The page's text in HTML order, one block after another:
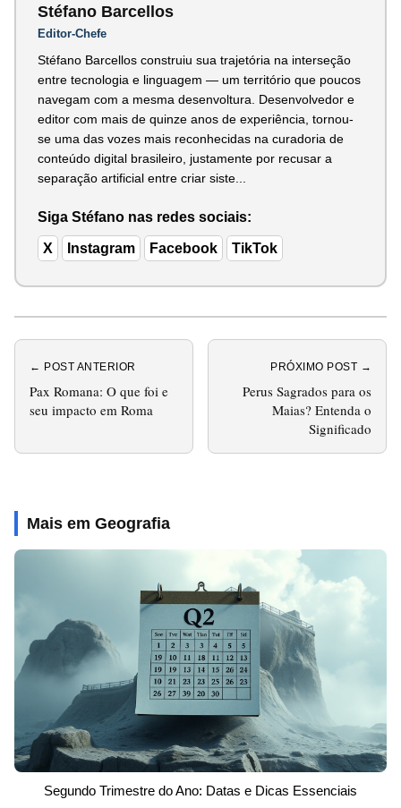
Stéfano Barcellos
Editor-Chefe
Stéfano Barcellos construiu sua trajetória na interseção
entre tecnologia e linguagem — um território que poucos
navegam com a mesma desenvoltura. Desenvolvedor e
editor com mais de quinze anos de experiência, tornou-
se uma das vozes mais reconhecidas na curadoria de
conteúdo digital brasileiro, justamente por recusar a
separação artificial entre criar siste...
Siga Stéfano nas redes sociais:
X Instagram Facebook TikTok
← POST ANTERIOR
Pax Romana: O que foi e
seu impacto em Roma
PRÓXIMO POST →
Perus Sagrados para os
Maias? Entenda o
Significado
Mais em Geografia
Segundo Trimestre do Ano: Datas e Dicas Essenciais